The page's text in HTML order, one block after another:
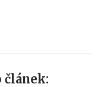
článek: